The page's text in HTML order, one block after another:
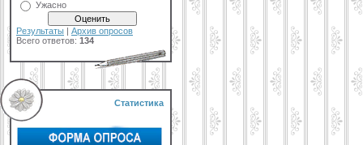
Ужасно
Результаты | Архив опросов
Всего ответов: 134
Статистика